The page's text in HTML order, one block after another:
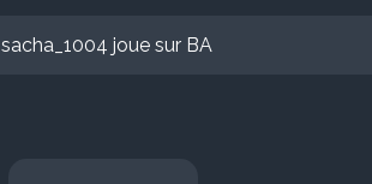
sacha_1004 joue sur BA